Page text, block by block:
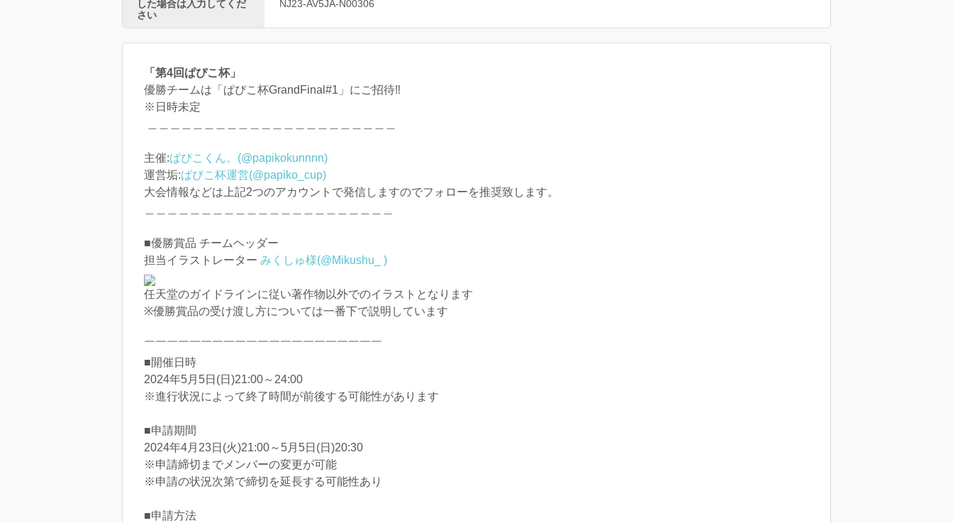
した場合は入力してくだ
さい
NJ23-AV5JA-N00306
「第4回ぱぴこ杯」
優勝チームは「ぱぴこ杯GrandFinal#1」にご招待‼️
※日時未定
主催:ぱぴこくん。(@papikokunnnn)
運営垢:ぱぴこ杯運営(@papiko_cup)
大会情報などは上記2つのアカウントで発信しますのでフォローを推奨致します。
■優勝賞品 チームヘッダー
担当イラストレーター みくしゅ様(@Mikushu_ )
任天堂のガイドラインに従い著作物以外でのイラストとなります
※優勝賞品の受け渡し方については一番下で説明しています
￣￣￣￣￣￣￣￣￣￣￣￣￣￣￣￣￣￣￣￣￣
■開催日時
2024年5月5日(日)21:00～24:00
※進行状況によって終了時間が前後する可能性があります
■申請期間
2024年4月23日(火)21:00～5月5日(日)20:30
※申請締切までメンバーの変更が可能
※申請の状況次第で締切を延長する可能性あり
■申請方法